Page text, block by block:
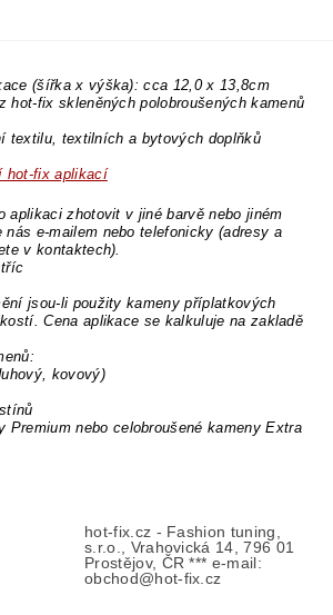
(šířka x výška): cca 12,0 x 13,8cm
hot-fix skleněných polobroušených kamenů
textilu, textilních a bytových doplňků
hot-fix aplikací
aplikaci zhotovit v jiné barvě nebo jiném
nás e-mailem nebo telefonicky (adresy a
v kontaktech).
jsou-li použity kameny příplatkových
Cena aplikace se kalkuluje na zakladě
kovový)
Premium nebo celobroušené kameny Extra
hot-fix.cz - Fashion tuning,
s.r.o., Vrahovická 14, 796 01
Prostějov, ČR *** e-mail:
obchod@hot-fix.cz